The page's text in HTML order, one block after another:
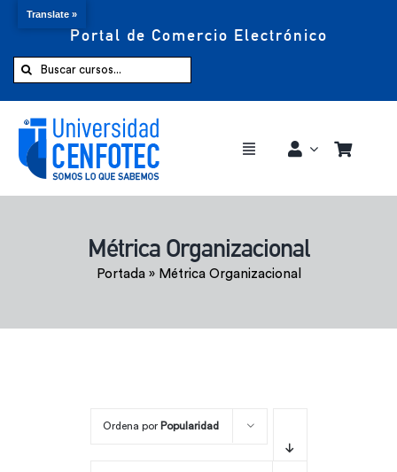
Portal de Comercio Electrónico
Buscar:
Toggle
Comprar ahora
Métrica Organizacional
Portada» Métrica Organizacional
Ordena por Popularidad
Translate »